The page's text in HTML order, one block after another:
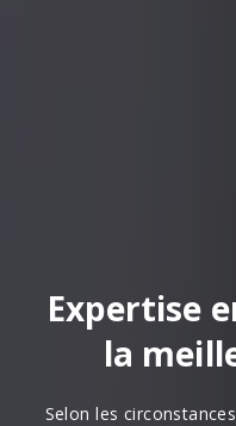
Expertise
la
Selon les